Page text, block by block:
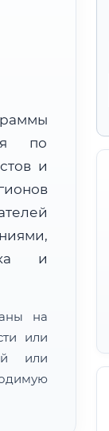
по
и
и
на
или
или